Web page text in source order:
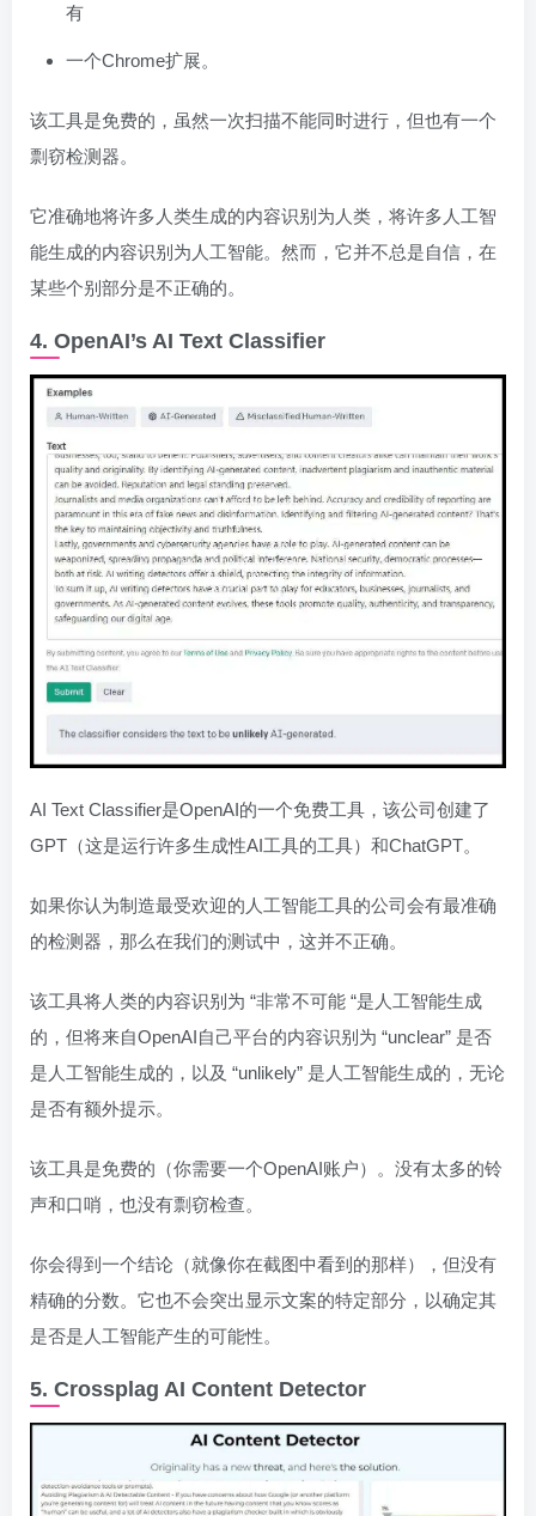
有
一个Chrome扩展。
该工具是免费的，虽然一次扫描不能同时进行，但也有一个
剽窃检测器。
它准确地将许多人类生成的内容识别为人类，将许多人工智
能生成的内容识别为人工智能。然而，它并不总是自信，在
某些个别部分是不正确的。
4. OpenAI’s AI Text Classifier
AI Text Classifier是OpenAI的一个免费工具，该公司创建了
GPT（这是运行许多生成性AI工具的工具）和ChatGPT。
如果你认为制造最受欢迎的人工智能工具的公司会有最准确
的检测器，那么在我们的测试中，这并不正确。
该工具将人类的内容识别为 “非常不可能 “是人工智能生成
的，但将来自OpenAI自己平台的内容识别为 “unclear” 是否
是人工智能生成的，以及 “unlikely” 是人工智能生成的，无论
是否有额外提示。
该工具是免费的（你需要一个OpenAI账户）。没有太多的铃
声和口哨，也没有剽窃检查。
你会得到一个结论（就像你在截图中看到的那样），但没有
精确的分数。它也不会突出显示文案的特定部分，以确定其
是否是人工智能产生的可能性。
5. Crossplag AI Content Detector